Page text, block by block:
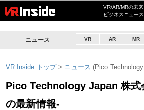
VR/AR/MRの未
ビジネスニュー
ニュース VR AR MR
VR Inside トップ > ニュース (Pico
Pico Technology Japan 株式
の最新情報-